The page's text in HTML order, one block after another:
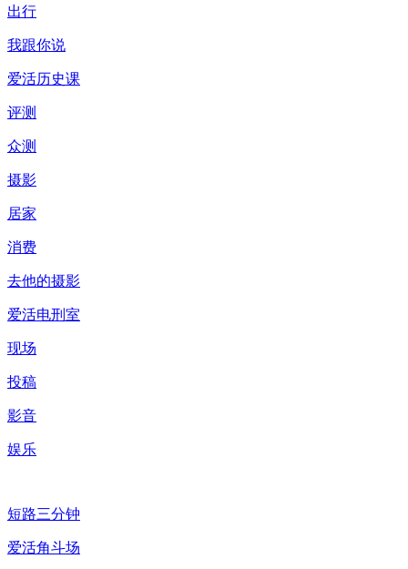
出行
我跟你说
爱活历史课
评测
众测
摄影
居家
消费
去他的摄影
爱活电刑室
现场
投稿
影音
娱乐
短路三分钟
爱活角斗场